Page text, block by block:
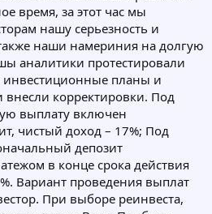
время, за этот час мы
нашу серьезность и
наши намериния на долгую
аналитики протестировали
инвестиционные планы и
внесли корректировки. Под
выплату включен
чистый доход – 17%; Под
депозит
в конце срока действия
Вариант проведения выплат
При выборе реинвеста,